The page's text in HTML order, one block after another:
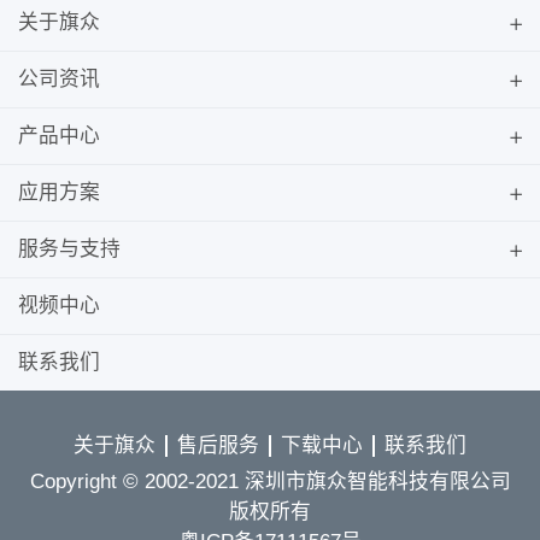
关于旗众
公司资讯
产品中心
应用方案
服务与支持
视频中心
联系我们
关于旗众 售后服务 下载中心
联系我们
Copyright © 2002-2021 深圳市旗众智能科技有限公司
版权所有